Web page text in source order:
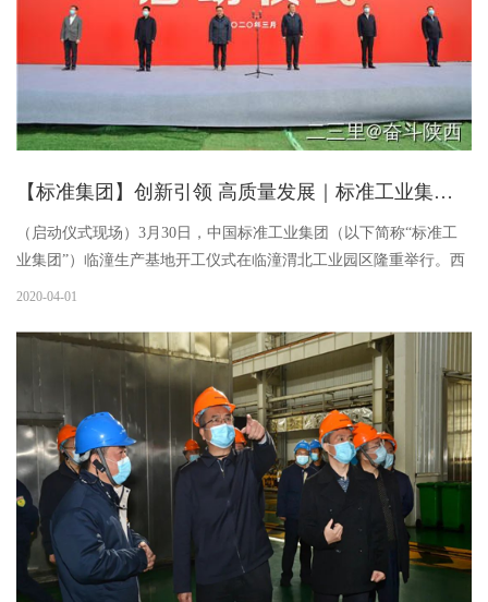
【标准集团】创新引领 高质量发展｜标准工业集团临潼生产基地项目开工建设
（启动仪式现场）3月30日，中国标准工业集团（以下简称“标准工
业集团”）临潼生产基地开工仪式在临潼渭北工业园区隆重举行。西
安市委常委、常务副市长王琳；西安市副市长王勇；西安市政府副
记王浩；西安工业投资集团董事长金辉；临潼区政府副区长邹林；
陕鼓集团党委书记、董事长，陕鼓动力董事长，标准工业集团党委
书记、董事长李宏安；西安城市发展（集团）公司董事长焦振华出
席开工仪式。临潼区委、区政府、西安市国资委、市发改委、市自
然资源和规划局、市财政局、市生...
2020-04-01